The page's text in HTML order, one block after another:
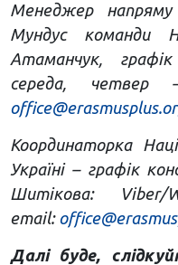
Менеджер
Мундус команди
Атаманчук,
середа, четвер
Координаторка
Україні – графік
Шитікова: Viber/
email:
Далі буде,